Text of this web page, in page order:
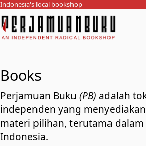
Indonesia's local bookshop
Books
Perjamuan Buku (PB) adalah
independen yang
materi pilihan, terutama dalam
Indonesia.